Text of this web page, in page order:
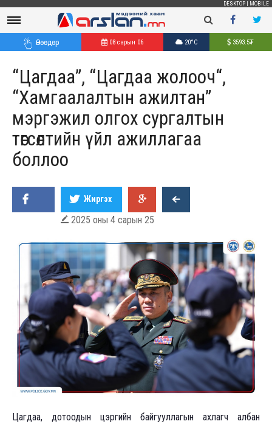
DESKTOP MOBILE
Өнөөдөр 08 сарын 06 20°C 3593.5₮
“Цагдаа”, “Цагдаа жолооч“,
“Хамгаалалтын ажилтан”
мэргэжил олгох сургалтын
төгсөлтийн үйл ажиллагаа
боллоо
Жиргэх
 2025 оны 4 сарын 25
Цагдаа, дотоодын цэргийн байгууллагын ахлагч албан